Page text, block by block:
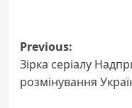
Post
Previous:
Зірка серіалу
розмінування